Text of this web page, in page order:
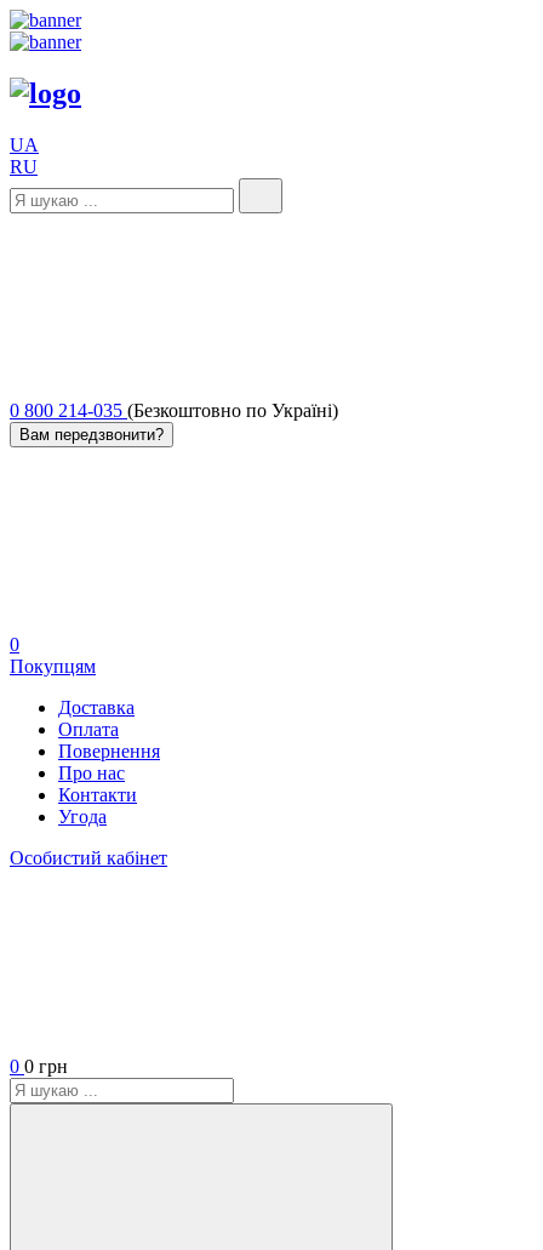
UA
RU
0 800 214-035 (Безкоштовно по Україні)
Вам передзвонити?
0
Покупцям
Доставка
Оплата
Повернення
Про нас
Контакти
Угода
Особистий кабінет
0 0 грн